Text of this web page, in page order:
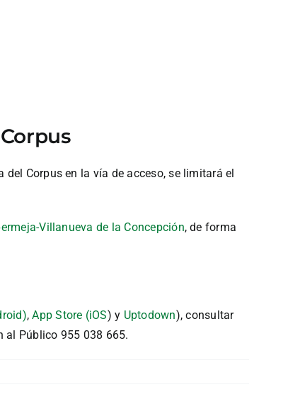
Corpus en la vía de acceso, se limitará el
Villanueva de la Concepción, de forma
,App Store (iOS) y Uptodown), consultar
al Público 955 038 665.